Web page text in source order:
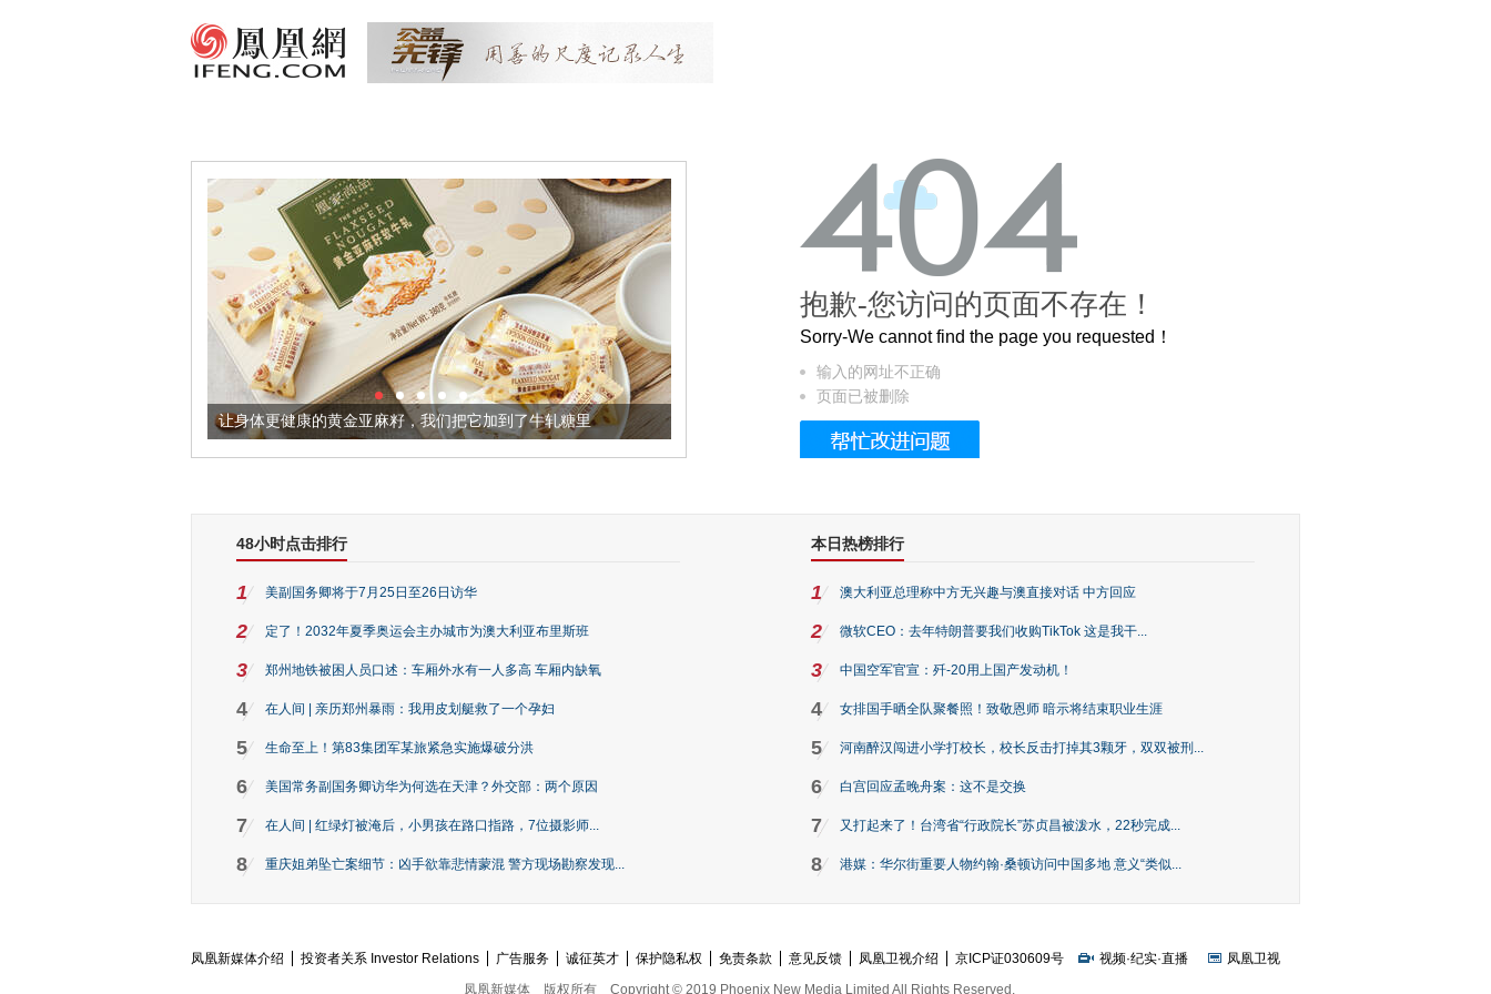
让身体更健康的黄金亚麻籽，我们把它加到了牛轧糖里 被列入佛家七宝的它到底有多美？
抱歉-您访问的页面不存在！
Sorry-We cannot find the page you requested！
输入的网址不正确
页面已被删除
48小时点击排行
1 美副国务卿将于7月25日至26日访华
2 定了！2032年夏季奥运会主办城市为澳大利亚布里斯班
3 郑州地铁被困人员口述：车厢外水有一人多高 车厢内缺氧
4 在人间 | 亲历郑州暴雨：我用皮划艇救了一个孕妇
5 生命至上！第83集团军某旅紧急实施爆破分洪
6 美国常务副国务卿访华为何选在天津？外交部：两个原因
7 在人间 | 红绿灯被淹后，小男孩在路口指路，7位摄影师...
8 重庆姐弟坠亡案细节：凶手欲靠悲情蒙混 警方现场勘察发现...
本日热榜排行
1 澳大利亚总理称中方无兴趣与澳直接对话 中方回应
2 微软CEO：去年特朗普要我们收购TikTok 这是我干...
3 中国空军官宣：歼-20用上国产发动机！
4 女排国手晒全队聚餐照！致敬恩师 暗示将结束职业生涯
5 河南醉汉闯进小学打校长，校长反击打掉其3颗牙，双双被刑...
6 白宫回应孟晚舟案：这不是交换
7 又打起来了！台湾省“行政院长”苏贞昌被泼水，22秒完成...
8 港媒：华尔街重要人物约翰·桑顿访问中国多地 意义“类似...
凤凰新媒体介绍 投资者关系 Investor Relations 广告服务 诚征英才 保护隐私权 免责条款 意见反馈 凤凰卫视介绍 京ICP证030609号 视频·纪实·直播
凤凰卫视
凤凰新媒体
版权所有 Copyright © 2019 Phoenix New Media Limited All Rights Reserved.